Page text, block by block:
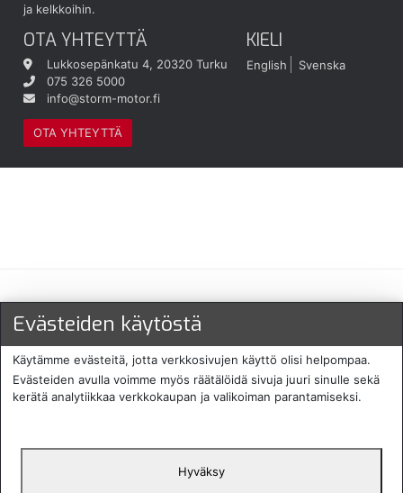
ja kelkkoihin.
OTA YHTEYTTÄ
Lukkosepänkatu 4, 20320 Turku
075 326 5000
info@storm-motor.fi
OTA YHTEYTTÄ
KIELI
English Svenska
Maksu- ja toimitustavat
Evästeiden käytöstä
Käytämme evästeitä, jotta verkkosivujen käyttö olisi helpompaa.
Evästeiden avulla voimme myös räätälöidä sivuja juuri sinulle sekä
kerätä analytiikkaa verkkokaupan ja valikoiman parantamiseksi.
Hyväksy